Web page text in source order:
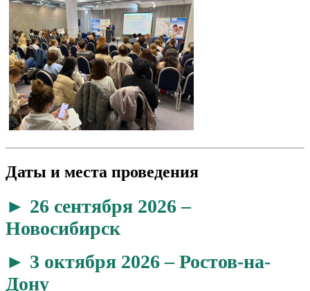
Даты и места проведения
► 26 сентября 2026 –
Новосибирск
► 3 октября 2026– Ростов-на-
Дону